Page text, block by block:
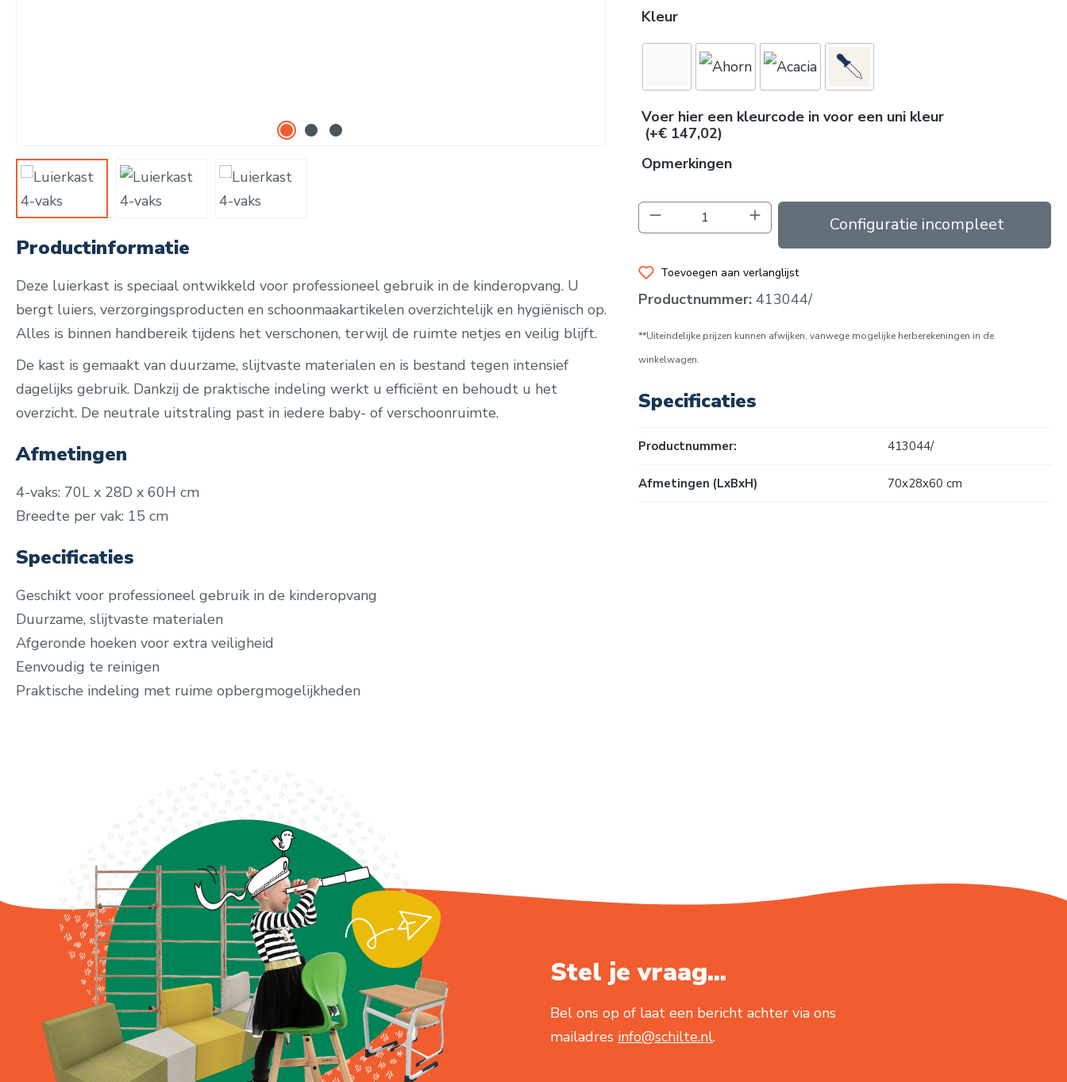
Productinformatie
Deze luierkast is speciaal ontwikkeld voor professioneel gebruik in de kinderopvang. U
bergt luiers, verzorgingsproducten en schoonmaakartikelen overzichtelijk en hygiënisch op.
Alles is binnen handbereik tijdens het verschonen, terwijl de ruimte netjes en veilig blijft.
De kast is gemaakt van duurzame, slijtvaste materialen en is bestand tegen intensief
dagelijks gebruik. Dankzij de praktische indeling werkt u efficiënt en behoudt u het
overzicht. De neutrale uitstraling past in iedere baby- of verschoonruimte.
Afmetingen
4-vaks: 70L x 28D x 60H cm
Breedte per vak: 15 cm
Specificaties
Geschikt voor professioneel gebruik in de kinderopvang
Duurzame, slijtvaste materialen
Afgeronde hoeken voor extra veiligheid
Eenvoudig te reinigen
Praktische indeling met ruime opbergmogelijkheden
Kleur
Voer hier een kleurcode in voor een uni kleur
(+€ 147,02)
Opmerkingen
Producthoeveelheid: Voer de gewenste
In de winkelmand
Toevoegen aan verlanglijst
Productnummer: 413044/
**Uiteindelijke prijzen kunnen afwijken, vanwege mogelijke herberekeningen in de
winkelwagen.
Specificaties
Productnummer: 413044/
Afmetingen (LxBxH) 70x28x60 cm
Stel je vraag...
Bel ons op of laat een bericht achter via ons
mailadres info@schilte.nl.